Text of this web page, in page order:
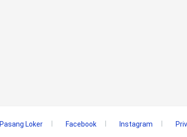
Pasang Loker Facebook Instagram